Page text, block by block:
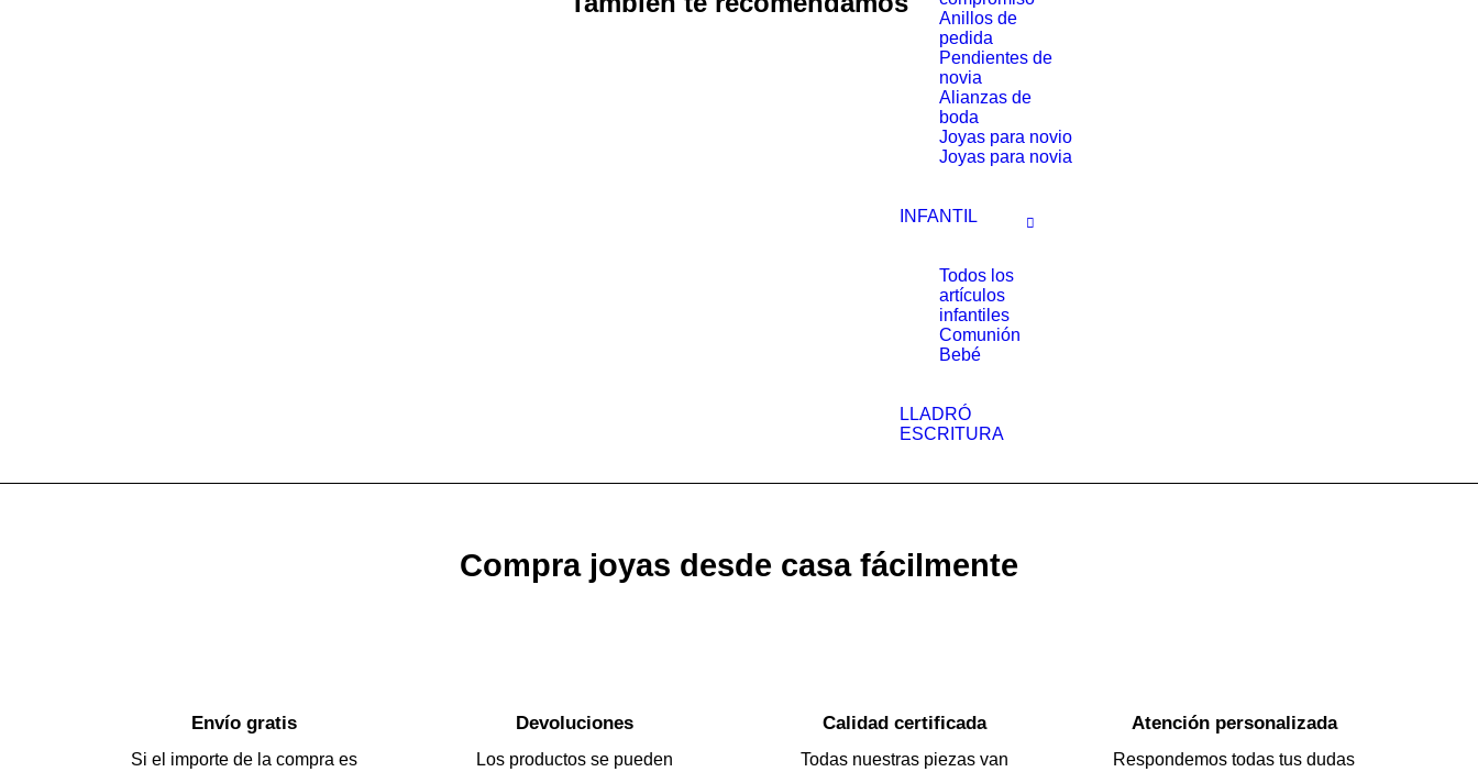
Anillos de
pedida
Pendientes de
novia
Alianzas de
boda
Joyas para novio
Joyas para novia
INFANTIL
Todos los
artículos
infantiles
Comunión
Bebé
LLADRÓ
ESCRITURA
Compra joyas desde casa fácilmente
Envío gratis
Si el importe de la compra es
Devoluciones
Los productos se pueden
Calidad certificada
Todas nuestras piezas van
Atención personalizada
Respondemos todas tus dudas